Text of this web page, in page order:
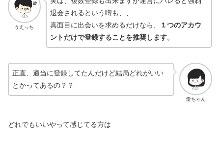
うえっち
退会されるという噂も、、
真面目に出会いを求めるだけなら、
１つのアカウ
ントだけで登録することを推奨します。
愛ちゃん
正直、適当に登録してたんだけど結局どれがいい
とかってあるの？？
どれでもいいやって感じてる方は